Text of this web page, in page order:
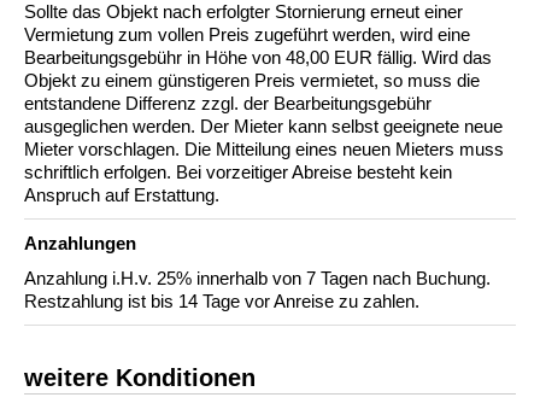
Sollte das Objekt nach erfolgter Stornierung erneut einer
Vermietung zum vollen Preis zugeführt werden, wird eine
Bearbeitungsgebühr in Höhe von 48,00 EUR fällig. Wird das
Objekt zu einem günstigeren Preis vermietet, so muss die
entstandene Differenz zzgl. der Bearbeitungsgebühr
ausgeglichen werden. Der Mieter kann selbst geeignete neue
Mieter vorschlagen. Die Mitteilung eines neuen Mieters muss
schriftlich erfolgen. Bei vorzeitiger Abreise besteht kein
Anspruch auf Erstattung.
Anzahlungen
Anzahlung i.H.v. 25% innerhalb von 7 Tagen nach Buchung.
Restzahlung ist bis 14 Tage vor Anreise zu zahlen.
weitere Konditionen